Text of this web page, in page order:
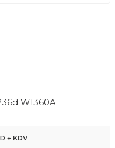
W1360A
+ KDV